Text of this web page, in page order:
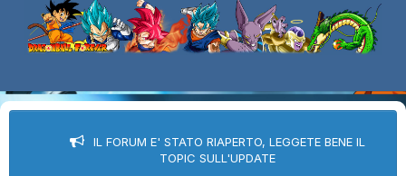
IL FORUM E' STATO RIAPERTO, LEGGETE BENE IL
TOPIC SULL'UPDATE